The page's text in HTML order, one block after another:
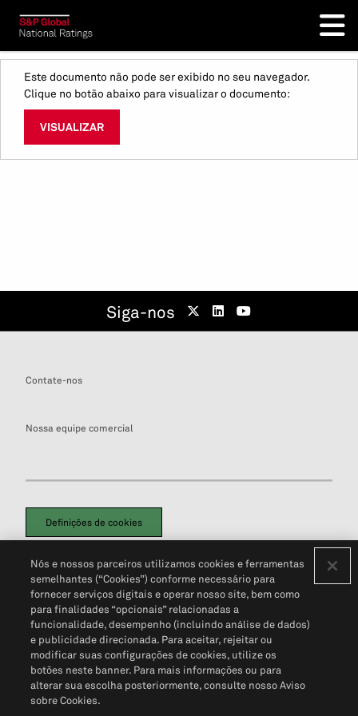
Este documento não pode ser exibido no seu navegador.
Clique no botão abaixo para visualizar o documento:
VISUALIZAR
Siga-nos
Contate-nos
Nossa equipe comercial
Definições de cookies
Política de PrivacidadePortal de privacidade do cliente (em inglês)
Não Venda Minhas Informações Pessoais© 2026 S&P Global
Nós e nossos parceiros utilizamos cookies e ferramentas
semelhantes (“Cookies”) conforme necessário para
fornecer serviços digitais e operar nosso site, bem como
para finalidades “opcionais” relacionadas a
funcionalidade, desempenho (incluindo análise de dados)
e publicidade direcionada. Para aceitar, rejeitar ou
modificar suas configurações de cookies, utilize os
botões neste banner. Para mais informações ou para
alterar sua escolha posteriormente, consulte nosso Aviso
sobre Cookies.